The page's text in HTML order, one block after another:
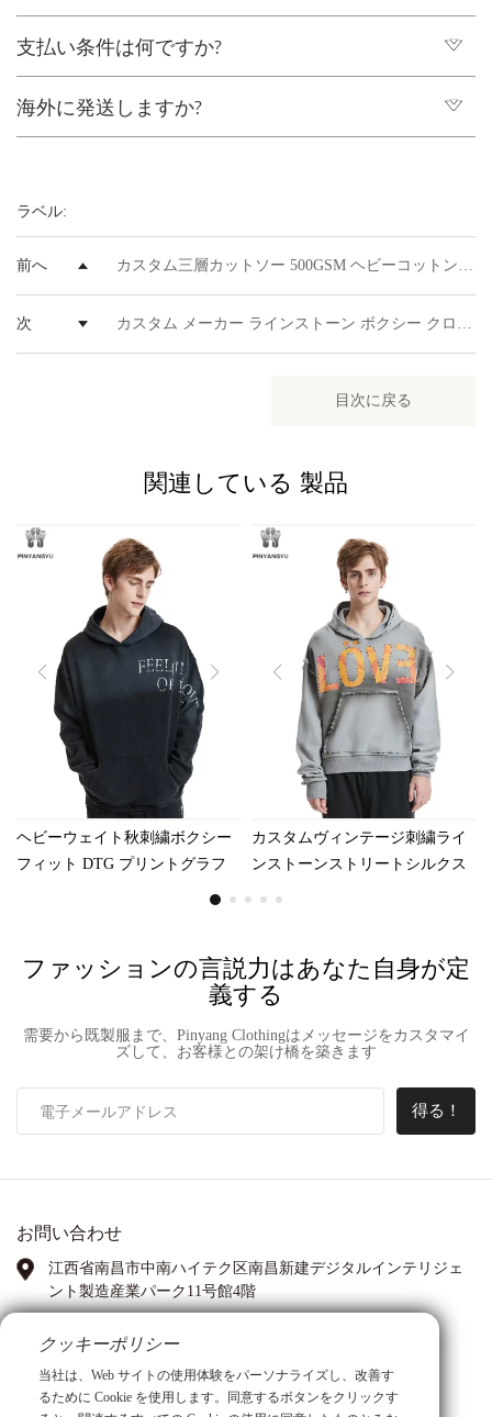
て、サンプル承認と前金支払い後、通常20〜25日です。
ってもらえますか?
もちろんです。当社には、お客様のブランドの方向性に基
づいて、技術パッケージ、パターン作成、生地の推奨、製
品の改善を支援できる経験豊富な製品開発チームがありま
す。
支払い条件は何ですか?
新規のお客様には通常、T/T（電信送金）による前払いで
対応しております。ご注文を確認次第、プロフォーマイン
のご注文の場合は、より柔軟な条件をご提案できる場合が
海外に発送しますか?
ンをご提供できます。
ラベル:
前へ カスタム三層カットソー 500GSM ヘビーコットン刺繍オーバーサイズ無地ブランクトリプルジップパーカーメンズ綿 100%
次 カスタム メーカー ラインストーン ボクシー クロップド メンズ ダイヤモンド プリント 420gsm ヘビーウェイト ディストレスト アップリケ パッチ アシッド ウォッシュ ジップ パーカー
目次に戻る
関連している 製品
ヘビーウェイト秋刺繍ボクシー
フィット DTG プリントグラフ
カスタムヴィンテージ刺繍ライ
ンストーンストリートシルクス
ファッションの言説力はあなた自身が定
義する
需要から既製服まで、Pinyang Clothingはメッセージをカスタマイ
ズして、お客様との架け橋を築きます
得る！
お問い合わせ
江西省南昌市中南ハイテク区南昌新建デジタルインテリジェ
ント製造産業パーク11号館4階
ワッツアップ: 13767972399
PIC: アンナ・シア
クッキーポリシー
当社は、Web サイトの使用体験をパーソナライズし、改善す
るために Cookie を使用します。同意するボタンをクリックす